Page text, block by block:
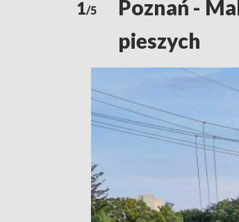
1/5
Poznań -
pieszych